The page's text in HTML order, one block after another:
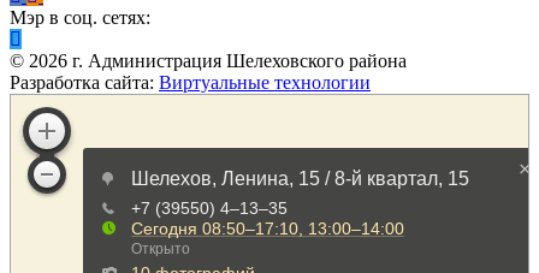
Мэр в соц. сетях:
© 2026 г. Администрация Шелеховского района
Разработка сайта: Виртуальные технологии